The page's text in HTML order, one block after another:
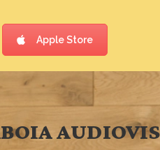
Apple Store